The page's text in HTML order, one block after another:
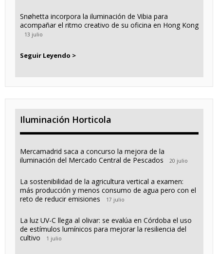
Snøhetta incorpora la iluminación de Vibia para
acompañar el ritmo creativo de su oficina en Hong Kong
13 julio
Seguir Leyendo >
Iluminación Horticola
Mercamadrid saca a concurso la mejora de la
iluminación del Mercado Central de Pescados
20 julio
La sostenibilidad de la agricultura vertical a examen:
más producción y menos consumo de agua pero con el
reto de reducir emisiones
17 julio
La luz UV-C llega al olivar: se evalúa en Córdoba el uso
de estímulos lumínicos para mejorar la resiliencia del
cultivo
1 julio